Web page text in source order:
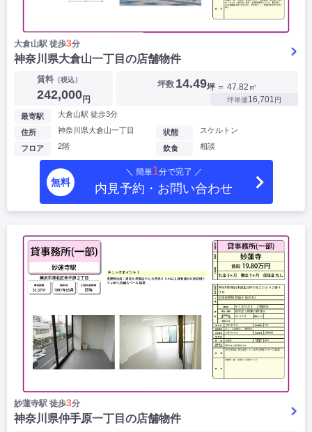
大倉山駅 徒歩3分
神奈川県大倉山一丁目の店舗物件
賃料（税込）
242,000円
坪数 14.49坪 ＝ 47.82㎡
坪単価16,701円
最寄駅 大倉山駅 徒歩3分
住所 神奈川県大倉山一丁目
フロア 2階
状態 スケルトン
飲食 相談
無料
＼ 簡単1分で完了 ／
内見予約・お問い合わせ
妙蓮寺駅 徒歩3分
神奈川県仲手原一丁目の店舗物件